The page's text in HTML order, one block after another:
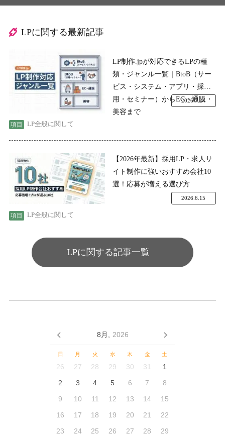
LPに関する最新記事
LP制作.jpが対応できるLPの種
類・ジャンル一覧｜BtoB（サー
ビス・システム・アプリ・採
用・セミナー）からEC・通販・
美容まで
LP全般に関して
2026.7.24
【2026年最新】採用LP・求人サ
イト制作に強いおすすめ会社10
選！応募が増える選び方
LP全般に関して
2026.6.15
LPに関する記事一覧
8月, 2026
日 月 火 水 木 金 土
26 27 28 29 30 31
1
2
3 4 5 6 7
8
9
10 11 12 13 14
15
16
17 18 19 20 21
22
23
24 25 26 27 28 29